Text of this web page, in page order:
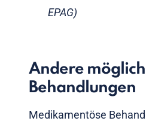
EPAG)
Andere
Behandlungen
Medikamentöse